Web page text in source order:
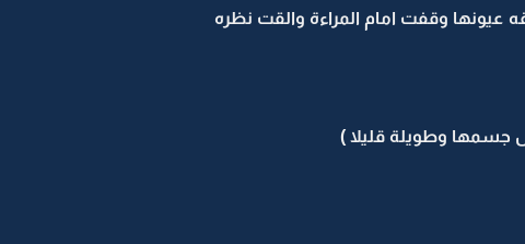
عيونها وقفت امام المراءة والقت نظره
جسمها وطويلة قليلا )